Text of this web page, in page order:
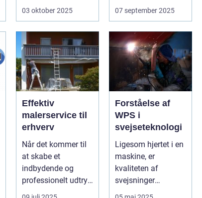
løsninger, der ...
03 oktober 2025
udfordrende
opgave. I en...
07 september 2025
Effektiv
malerservice til
erhverv
Når det kommer til
at skabe et
indbydende og
professionelt udtryk
i erhvervslokaler, er
Forståelse af
WPS i
svejseteknologi
Ligesom hjertet i en
maskine, er
kvaliteten af
svejsninger
afgørende for